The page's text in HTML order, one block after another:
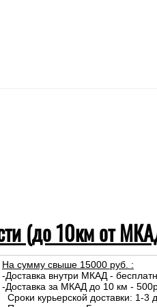
(до 10км от
На сумму свыше 15000 руб. :
-Доставка внутри МКАД -
-Доставка за МКАД до 10 км -
Сроки курьерской доставки: 1-3